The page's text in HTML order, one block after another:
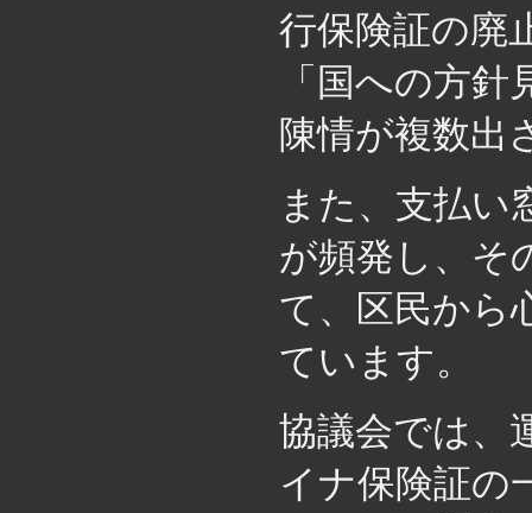
行保険証の廃
「国への方
陳情が複数出
また、支払い
が頻発し、そ
て、区民から
ています。
協議会では、
イナ保険証の